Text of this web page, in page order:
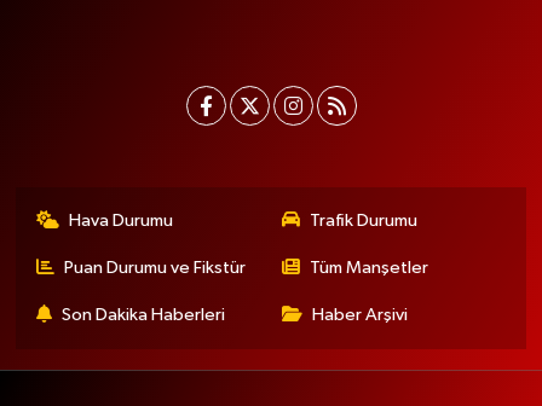
Hava Durumu Trafik Durumu
Puan Durumu ve Fikstür Tüm Manşetler
Son Dakika Haberleri Haber Arşivi